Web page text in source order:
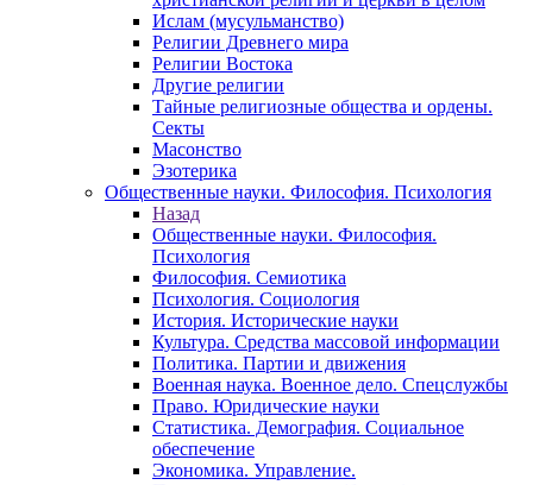
Ислам (мусульманство)
Религии Древнего мира
Религии Востока
Другие религии
Тайные религиозные общества и ордены.
Секты
Масонство
Эзотерика
Общественные науки. Философия. Психология
Назад
Общественные науки. Философия.
Психология
Философия. Семиотика
Психология. Социология
История. Исторические науки
Культура. Средства массовой информации
Политика. Партии и движения
Военная наука. Военное дело. Спецслужбы
Право. Юридические науки
Статистика. Демография. Социальное
обеспечение
Экономика. Управление.